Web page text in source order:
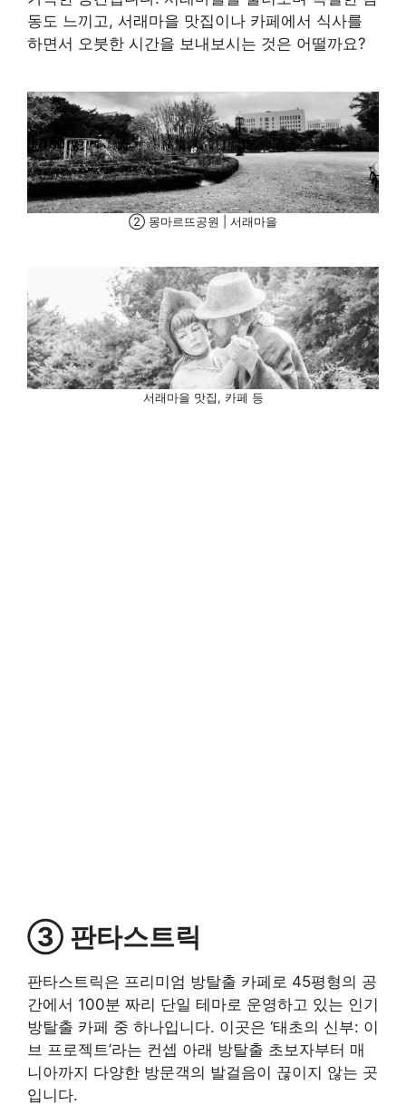
동도 느끼고, 서래마을 맛집이나 카페에서 식사를
하면서 오붓한 시간을 보내보시는 것은 어떨까요?
② 몽마르뜨공원 | 서래마을
서래마을 맛집, 카페 등
③ 판타스트릭
판타스트릭은 프리미엄 방탈출 카페로 45평형의 공
간에서 100분 짜리 단일 테마로 운영하고 있는 인기
방탈출 카페 중 하나입니다. 이곳은 ‘태초의 신부: 이
브 프로젝트’라는 컨셉 아래 방탈출 초보자부터 매
니아까지 다양한 방문객의 발걸음이 끊이지 않는 곳
입니다.